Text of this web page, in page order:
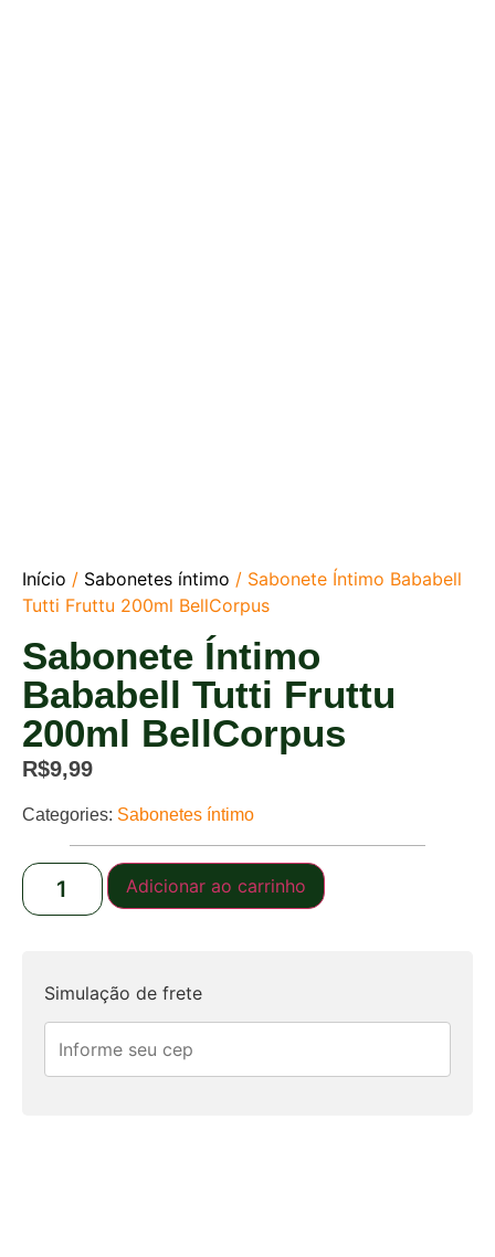
Início / Sabonetes íntimo / Sabonete Íntimo Bababell
Tutti Fruttu 200ml BellCorpus
Sabonete Íntimo
Bababell Tutti Fruttu
200ml BellCorpus
R$9,99
Categories: Sabonetes íntimo
Adicionar ao carrinho
Simulação de frete